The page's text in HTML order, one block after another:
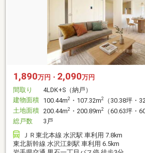
1,890万円・ 2,090万円
間取り
4LDK+S（納戸）
建物面積 100.44m2 ・107.32m2
（30.38坪・
土地面積 200.44m2 ・200.89m2
（60.63坪・
総戸数
3戸
ＪＲ東北本線 水沢駅 車利用 7.8km
東北新幹線 水沢江刺駅 車利用 6.5km